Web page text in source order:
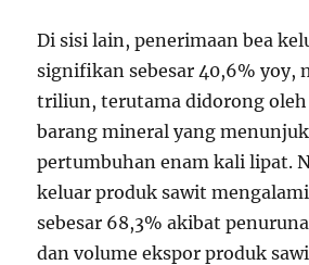
Di sisi lain, penerimaan bea
signifikan sebesar 40,6% yoy,
triliun, terutama didorong oleh
barang mineral yang
pertumbuhan enam kali lipat.
keluar produk sawit
sebesar 68,3% akibat
dan volume ekspor produk